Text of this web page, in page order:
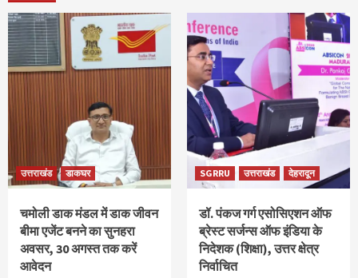
उत्तराखंड डाकघर
चमोली डाक मंडल में डाक जीवन
बीमा एजेंट बनने का सुनहरा
अवसर, 30 अगस्त तक करें
आवेदन
SGRRU उत्तराखंड देहरादून
डॉ. पंकज गर्ग एसोसिएशन ऑफ
ब्रेस्ट सर्जन्स ऑफ इंडिया के
निदेशक (शिक्षा), उत्तर क्षेत्र
निर्वाचित